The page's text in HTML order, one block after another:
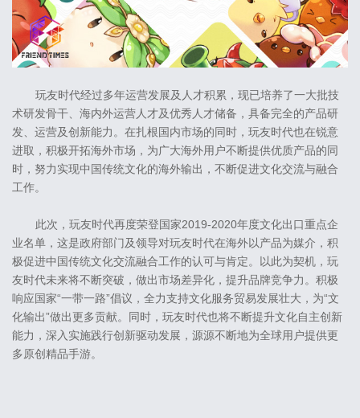
玩友时代经过多年运营发展及人才积累，现已培养了一大批技
术研发骨干、海内外运营人才及优秀人才储备，具备完全的产品研
发、运营及创新能力。在扎根国内市场的同时，玩友时代也在锐意
进取，积极开拓海外市场，为广大海外用户不断提供优质产品的同
时，努力实现中国传统文化的海外输出，不断促进文化交流与融合
工作。
此次，玩友时代再度荣登国家2019-2020年度文化出口重点企
业名单，这是政府部门及领导对玩友时代在海外以产品为媒介，积
极促进中国传统文化交流融合工作的认可与肯定。以此为契机，玩
友时代未来将不断突破，做出市场差异化，提升品牌竞争力。积极
响应国家“一带一路”倡议，全力支持文化服务贸易发展壮大，为“文
化输出”做出更多贡献。同时，玩友时代也将不断提升文化自主创新
能力，深入实施践行创新驱动发展，源源不断地为全球用户提供更
多原创精品手游。